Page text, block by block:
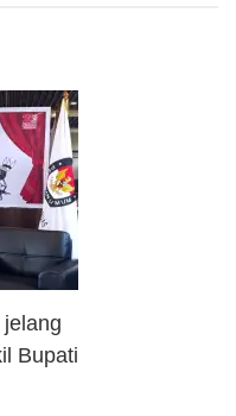
Bupati